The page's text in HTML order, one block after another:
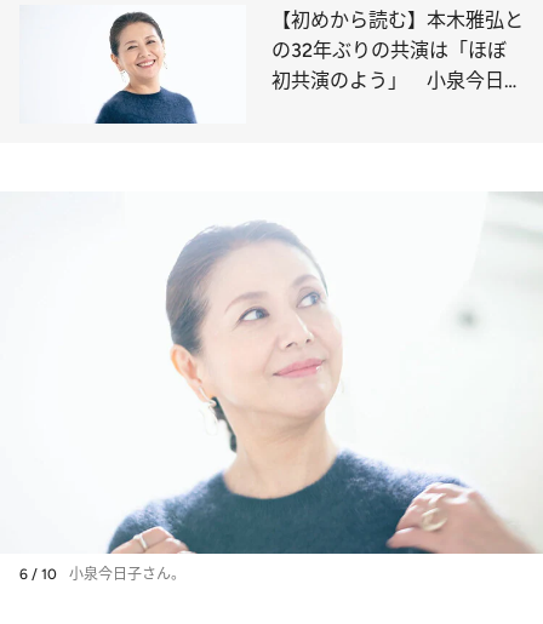
【初めから読む】本木雅弘と
の32年ぶりの共演は「ほぼ
初共演のよう」 小泉今日子
6 / 10 小泉今日子さん。